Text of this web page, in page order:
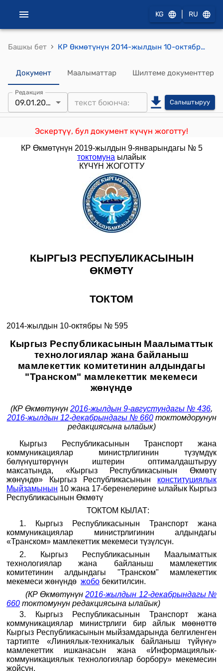
KG RU
Башкы бет › КР Өкмөтүнүн 2014-жылдын 10-октябрындагы № 595 "Кыргыз Республикасынын Транспорт жана коммуникациялар министрлигинин алдындагы «Транском» мамлекеттик мекемеси жөнүндө" токтому
Документ Маалыматтар Шилтеме документтер
Редакция
09.01.2019 Салыштыруу
Эскертүү, бул документ күчүн жоготту!